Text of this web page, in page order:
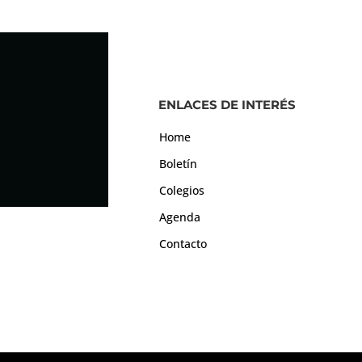
ENLACES DE INTERÉS
Home
Boletín
Colegios
Agenda
Contacto